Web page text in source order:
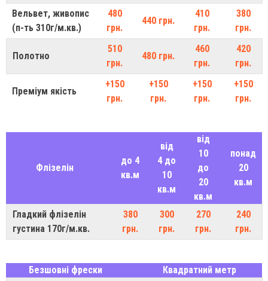
Вельвет, живопис
(п-ть 310г/м.кв.)
480
грн.
440 грн.
410
грн.
380
грн.
Полотно
510
грн.
480 грн.
460
грн.
420
грн.
Преміум якість
+150
грн.
+150
грн.
+150
грн.
+150
грн.
Флізелін
до 4
кв.м
від
4 до
10
кв.м
від
10
до
20
кв.м
понад
20
кв.м
Гладкий флізелін
густина 170г/м.кв.
380
грн.
300
грн.
270
грн.
240
грн.
Безшовні фрески
Квадратний метр